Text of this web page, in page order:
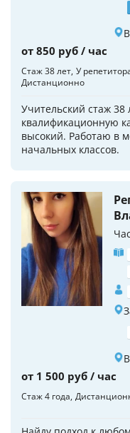
от 850 руб / час
Стаж 38 лет У
Дистанционно
Учительский стаж
квалификационную
высокий. Работаю в
начальных классов.
от 1 500 руб / час
Стаж 4 года